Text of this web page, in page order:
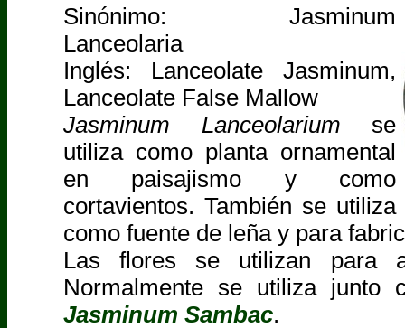
Sinónimo: Jasminum
Lanceolaria
Inglés: Lanceolate Jasminum,
Lanceolate False Mallow
Jasminum Lanceolarium se
utiliza como planta ornamental
en paisajismo y como
cortavientos. También se utiliza
como fuente de leña y para
Las flores se utilizan para
Normalmente se utiliza junto
Jasminum Sambac.